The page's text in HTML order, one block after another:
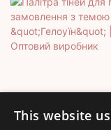
This website